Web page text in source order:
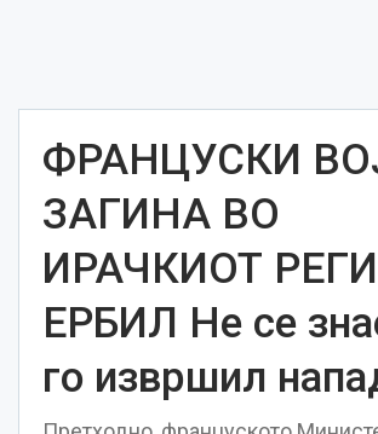
ФРАНЦУСКИ
ЗАГИНА ВО
ИРАЧКИОТ
ЕРБИЛ Не се
го извршил